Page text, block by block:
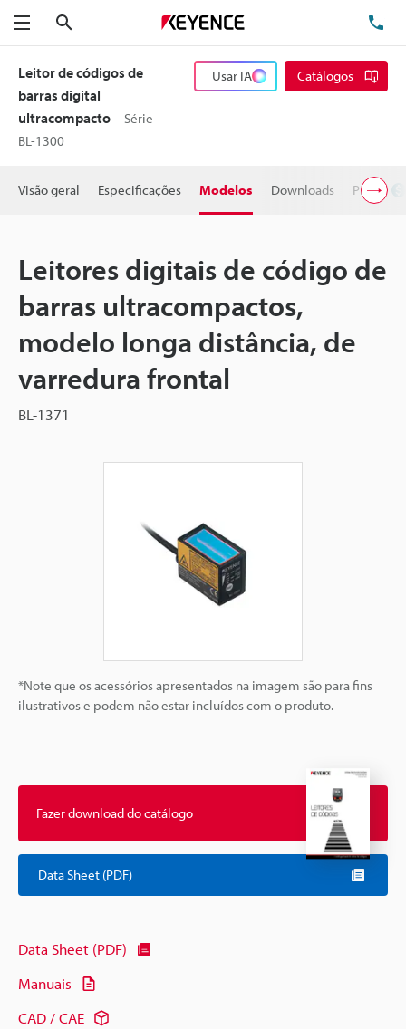
Menu
Leitor de códigos de
barras digital
ultracompacto
Série
BL-1300
Usar IA Catálogos
Visão geral Especificações Modelos Downloads Preço
Leitores digitais de código de
barras ultracompactos,
modelo longa distância, de
varredura frontal
BL-1371
*Note que os acessórios apresentados na imagem são para fins
ilustrativos e podem não estar incluídos com o produto.
Fazer download do catálogo
Data Sheet (PDF)
Data Sheet (PDF)
Manuais
CAD / CAE